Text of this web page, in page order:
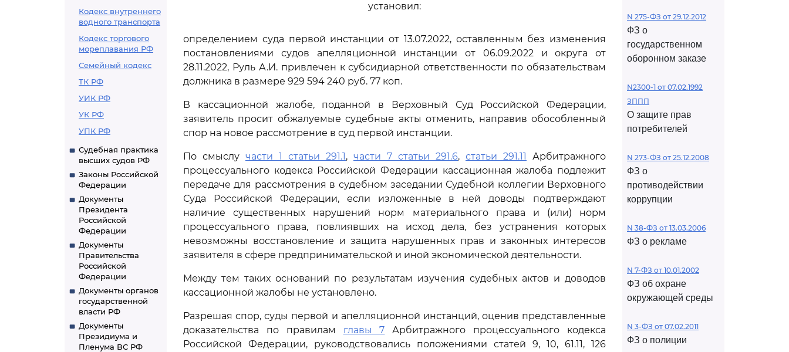
Кодекс внутреннего
водного транспорта
Кодекс торгового
мореплавания РФ
Семейный кодекс
ТК РФ
УИК РФ
УК РФ
УПК РФ
Судебная практика
высших судов РФ
Законы Российской
Федерации
Документы
Президента
Российской
Федерации
Документы
Правительства
Российской
Федерации
Документы органов
государственной
власти РФ
Документы
Президиума и
Пленума ВС РФ
установил:
определением суда первой инстанции от 13.07.2022, оставленным без изменения
постановлениями судов апелляционной инстанции от 06.09.2022 и округа от
28.11.2022, Руль А.И. привлечен к субсидиарной ответственности по обязательствам
должника в размере 929 594 240 руб. 77 коп.
В кассационной жалобе, поданной в Верховный Суд Российской Федерации,
заявитель просит обжалуемые судебные акты отменить, направив обособленный
спор на новое рассмотрение в суд первой инстанции.
По смыслу части 1 статьи 291.1, части 7 статьи 291.6, статьи 291.11
Арбитражного
процессуального кодекса Российской Федерации кассационная жалоба подлежит
передаче для рассмотрения в судебном заседании Судебной коллегии Верховного
Суда Российской Федерации, если изложенные в ней доводы подтверждают
наличие существенных нарушений норм материального права и (или) норм
процессуального права, повлиявших на исход дела, без устранения которых
невозможны восстановление и защита нарушенных прав и законных интересов
заявителя в сфере предпринимательской и иной экономической деятельности.
Между тем таких оснований по результатам изучения судебных актов и доводов
кассационной жалобы не установлено.
Разрешая спор, суды первой и апелляционной инстанций, оценив представленные
доказательства по правилам главы 7 Арбитражного процессуального кодекса
Российской Федерации, руководствовались положениями статей 9, 10, 61.11, 126
N 275-ФЗ от 29.12.2012
ФЗ о
государственном
оборонном заказе
N2300-1 от 07.02.1992
ЗППП
О защите прав
потребителей
N 273-ФЗ от 25.12.2008
ФЗ о
противодействии
коррупции
N 38-ФЗ от 13.03.2006
ФЗ о рекламе
N 7-ФЗ от 10.01.2002
ФЗ об охране
окружающей среды
N 3-ФЗ от 07.02.2011
ФЗ о полиции